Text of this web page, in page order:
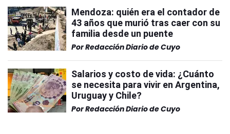
Mendoza: quién era el contador de
43 años que murió tras caer con su
familia desde un puente
PorRedacción Diario de Cuyo
Salarios y costo de vida: ¿Cuánto
se necesita para vivir en Argentina,
Uruguay y Chile?
PorRedacción Diario de Cuyo